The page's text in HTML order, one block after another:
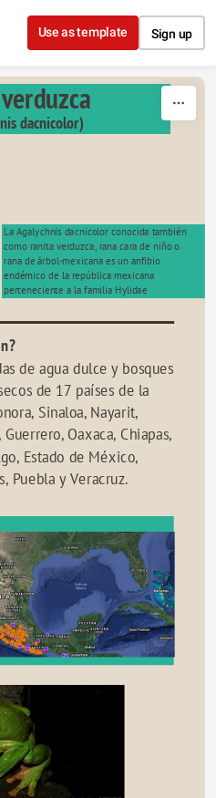
content
Use as template Sign up
dacnicolor)
La Agalychnis dacnicolor conocida también
como ranita verduzca, rana cara de niño o
rana de árbol-mexicana es un anfibio
endémico de la república mexicana
perteneciente a la familia Hylidae
de agua dulce y bosques
de 17 países de la
Sinaloa, Nayarit,
Oaxaca, Chiapas,
Estado de México,
Puebla y Veracruz.